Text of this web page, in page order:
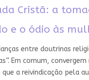
Cristã: a
e o ódio às
entre doutrinas
Em comum, convergem
a reivindicação pela